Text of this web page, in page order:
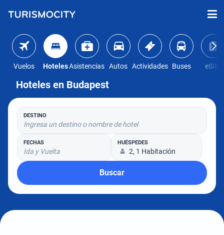
Vuelos HotelesAsistencias Autos Actividades Buses eSIM
Hoteles en Budapest
DESTINO
Ingresa un destino o nombre de hotel
FECHAS
Ida y Vuelta
HUÉSPEDES
2, 1 Habitación
Buscar